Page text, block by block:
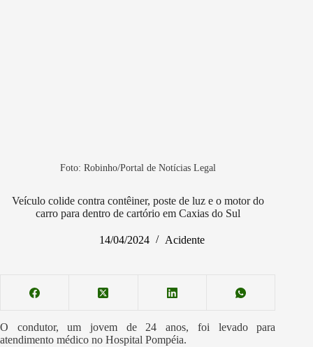
Foto: Robinho/Portal de Notícias Legal
Veículo colide contra contêiner, poste de luz e o motor do
carro para dentro de cartório em Caxias do Sul
14/04/2024 Acidente
O condutor, um jovem de 24 anos, foi levado para
atendimento médico no Hospital Pompéia.